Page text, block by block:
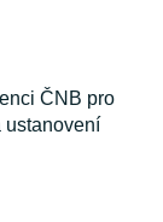
ČNB pro
ustanovení